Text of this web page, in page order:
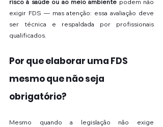
risco à saúde ou ao meio ambiente podem não
exigir FDS — mas atenção: essa avaliação deve
ser técnica e respaldada por profissionais
qualificados.
Por que elaborar uma FDS
mesmo que não seja
obrigatório?
Mesmo quando a legislação não exige